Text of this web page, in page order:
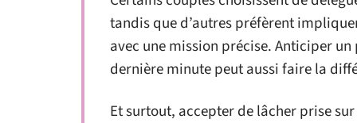
tandis que d’autres préfèrent
avec une mission précise. Anticiper
dernière minute peut aussi faire la
Et surtout, accepter de lâcher prise